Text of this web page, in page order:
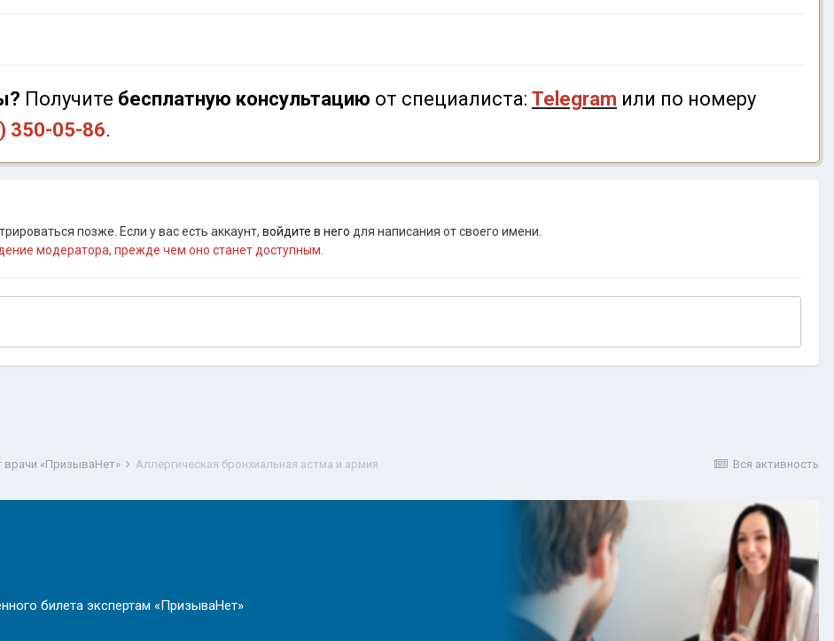
Получите бесплатную консультацию от специалиста: Telegram или по номеру
350-05-86.
позже. Если у вас есть аккаунт, войдите в него для написания от своего имени.
модератора, прежде чем оно станет доступным.
Вся активность
врачи «ПризываНет» Аллергическая бронхиальная астма и армия
билета экспертам «ПризываНет»